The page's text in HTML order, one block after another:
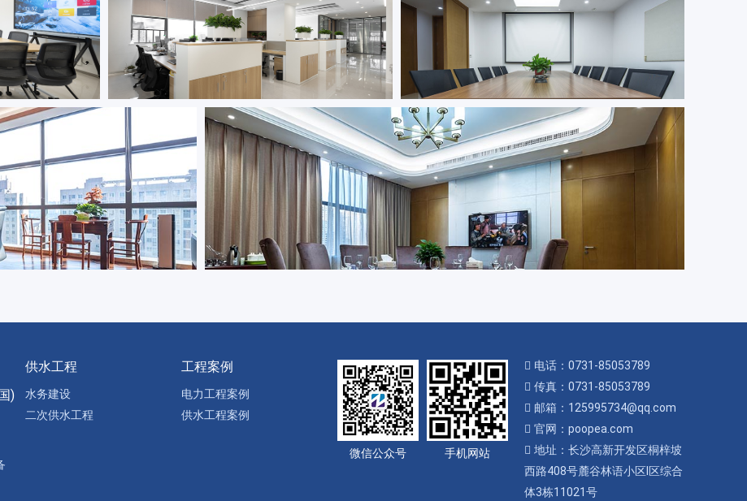
)
供水工程
水务建设
二次供水工程
工程案例
电力工程案例
供水工程案例
微信公众号 手机网站
电话：0731-85053789
传真：0731-85053789
邮箱：125995734@qq.com
官网：poopea.com
地址：长沙高新开发区桐梓坡
西路408号麓谷林语小区I区综合
体3栋11021号